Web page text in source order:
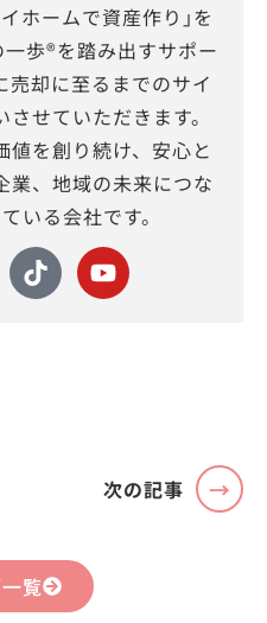
ホームで資産作り｣を
歩®を踏み出すサポー
売却に至るまでのサイ
せていただきます。
値を創り続け、安心と
業、地域の未来につな
いる会社です。
次の記事
覧